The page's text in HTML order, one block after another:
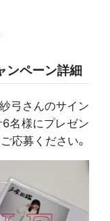
ンペーン詳細
弓さんのサイン
名様にプレゼン
応募ください。